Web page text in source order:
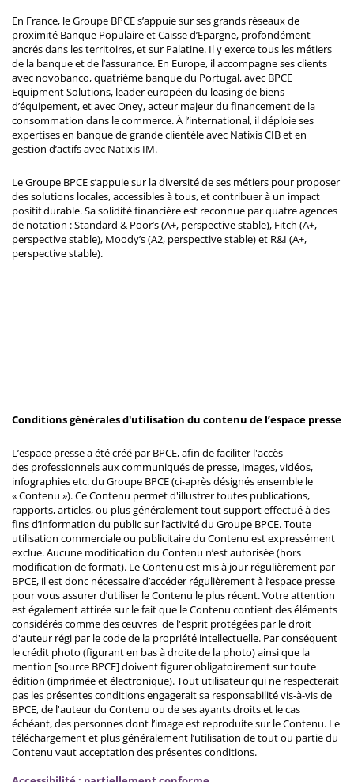
En France, le Groupe BPCE s’appuie sur ses grands réseaux de
proximité Banque Populaire et Caisse d’Epargne, profondément
ancrés dans les territoires, et sur Palatine. Il y exerce tous les métiers
de la banque et de l’assurance. En Europe, il accompagne ses clients
avec novobanco, quatrième banque du Portugal, avec BPCE
Equipment Solutions, leader européen du leasing de biens
d’équipement, et avec Oney, acteur majeur du financement de la
consommation dans le commerce. À l’international, il déploie ses
expertises en banque de grande clientèle avec Natixis CIB et en
gestion d’actifs avec Natixis IM.
Le Groupe BPCE s’appuie sur la diversité de ses métiers pour proposer
des solutions locales, accessibles à tous, et contribuer à un impact
positif durable. Sa solidité financière est reconnue par quatre agences
de notation : Standard & Poor’s (A+, perspective stable), Fitch (A+,
perspective stable), Moody’s (A2, perspective stable) et R&I (A+,
perspective stable).
Conditions générales d'utilisation du contenu de l’espace presse
L’espace presse a été créé par BPCE, afin de faciliter l'accès
des professionnels aux communiqués de presse, images, vidéos,
infographies etc. du Groupe BPCE (ci-après désignés ensemble le
« Contenu »). Ce Contenu permet d'illustrer toutes publications,
rapports, articles, ou plus généralement tout support effectué à des
fins d’information du public sur l’activité du Groupe BPCE. Toute
utilisation commerciale ou publicitaire du Contenu est expressément
exclue. Aucune modification du Contenu n’est autorisée (hors
modification de format). Le Contenu est mis à jour régulièrement par
BPCE, il est donc nécessaire d’accéder régulièrement à l’espace presse
pour vous assurer d’utiliser le Contenu le plus récent. Votre attention
est également attirée sur le fait que le Contenu contient des éléments
considérés comme des œuvres de l'esprit protégées par le droit
d'auteur régi par le code de la propriété intellectuelle. Par conséquent
le crédit photo (figurant en bas à droite de la photo) ainsi que la
mention [source BPCE] doivent figurer obligatoirement sur toute
édition (imprimée et électronique). Tout utilisateur qui ne respecterait
pas les présentes conditions engagerait sa responsabilité vis-à-vis de
BPCE, de l'auteur du Contenu ou de ses ayants droits et le cas
échéant, des personnes dont l’image est reproduite sur le Contenu. Le
téléchargement et plus généralement l’utilisation de tout ou partie du
Contenu vaut acceptation des présentes conditions.